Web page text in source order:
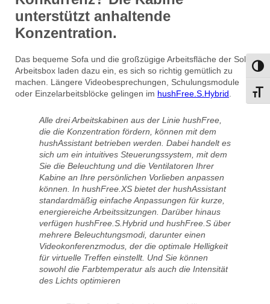
unterstützt anhaltende
Konzentration.
Das bequeme Sofa und die großzügige Arbeitsfläche der Solo-
Arbeitsbox laden dazu ein, es sich so richtig gemütlich zu
machen. Längere Videobesprechungen, Schulungsmodule
oder Einzelarbeitsblöcke gelingen im hushFree.S.Hybrid
Alle drei Arbeitskabinen aus der Linie hushFree,
die die Konzentration fördern, können mit dem
hushAssistant betrieben werden. Dabei handelt es
sich um ein intuitives Steuerungssystem, mit dem
Sie die Beleuchtung und die Ventilatoren Ihrer
Kabine an Ihre persönlichen Vorlieben anpassen
können. In hushFree.XS bietet der hushAssistant
standardmäßig einfache Anpassungen für kurze,
energiereiche Arbeitssitzungen. Darüber hinaus
verfügen hushFree.S.Hybrid und hushFree.S über
mehrere Beleuchtungsmodi, darunter einen
Videokonferenzmodus, der die optimale Helligkeit
für virtuelle Treffen einstellt. Und Sie können
sowohl die Farbtemperatur als auch die Intensität
des Lichts optimieren